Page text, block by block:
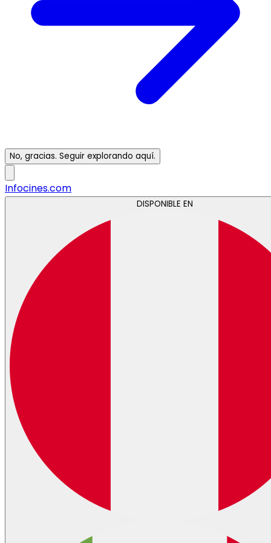
No, gracias. Seguir explorando aquí.
Infocines.com
DISPONIBLE EN